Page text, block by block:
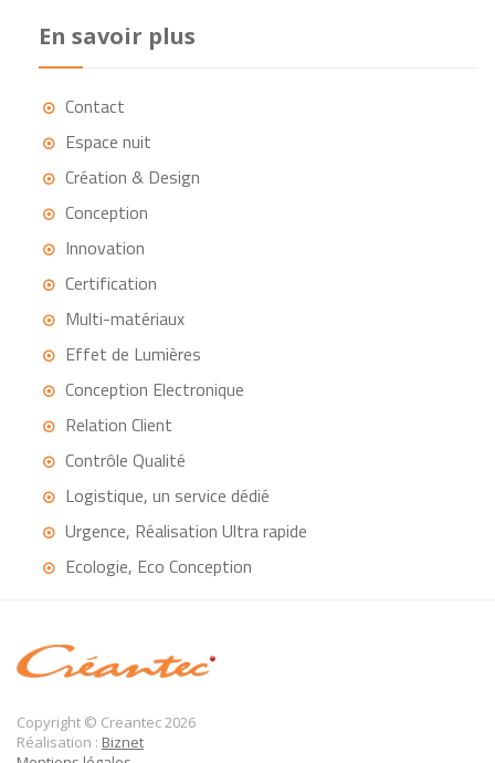
En savoir plus
Contact
Espace nuit
Création & Design
Conception
Innovation
Certification
Multi-matériaux
Effet de Lumières
Conception Electronique
Relation Client
Contrôle Qualité
Logistique, un service dédié
Urgence, Réalisation Ultra rapide
Ecologie, Eco Conception
Copyright © Creantec 2026
Réalisation : Biznet